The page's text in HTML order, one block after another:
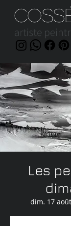
artiste
Les
dim. 17 août